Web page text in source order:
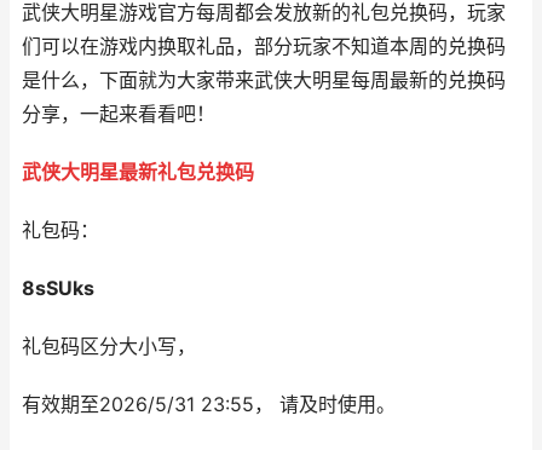
武侠大明星游戏官方每周都会发放新的礼包兑换码，玩家
们可以在游戏内换取礼品，部分玩家不知道本周的兑换码
是什么，下面就为大家带来武侠大明星每周最新的兑换码
分享，一起来看看吧！
武侠大明星最新礼包兑换码
礼包码：
8sSUks
礼包码区分大小写，
有效期至2026/5/31 23:55， 请及时使用。